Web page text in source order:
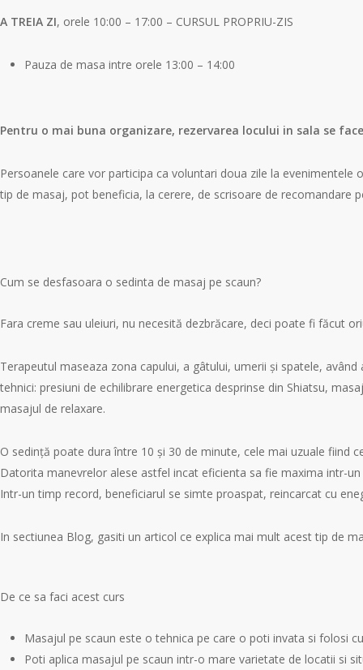
A TREIA ZI, orele 10:00 – 17:00 – CURSUL PROPRIU-ZIS
Pauza de masa intre orele 13:00 – 14:00
Pentru o mai buna organizare, rezervarea locului in sala se
Persoanele care vor participa ca voluntari doua zile la
tip de masaj, pot beneficia, la cerere, de scrisoare de recomandare
Cum se desfasoara o sedinta de masaj pe scaun?
Fara creme sau uleiuri, nu necesită dezbrăcare, deci poate fi făcut
Terapeutul maseaza zona capului, a gâtului, umerii şi spatele,
tehnici: presiuni de echilibrare energetica desprinse din Shiatsu,
masajul de relaxare.
O sedinţă poate dura între 10 şi 30 de minute, cele mai uzuale fiind
Datorita manevrelor alese astfel incat eficienta sa fie maxima intr-
Intr-un timp record, beneficiarul se simte proaspat, reincarcat cu
In sectiunea Blog, gasiti un articol ce explica mai mult acest tip de
De ce sa faci acest curs
Masajul pe scaun este o tehnica pe care o poti invata si folosi
Poti aplica masajul pe scaun intr-o mare varietate de locatii si